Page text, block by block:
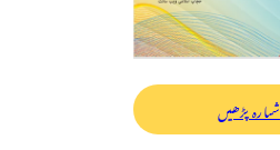
شمارہ پڑھیں